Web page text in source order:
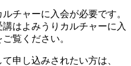
チャーに入会が必要です。
はよみうりカルチャーに入
ご覧ください。
申し込みされたい方は、